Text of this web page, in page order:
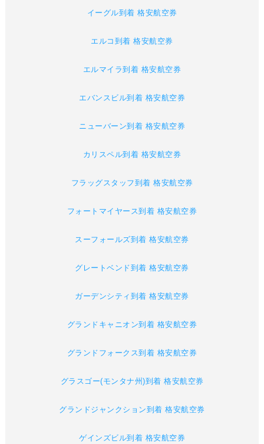
イーグル到着 格安航空券
エルコ到着 格安航空券
エルマイラ到着 格安航空券
エバンスビル到着 格安航空券
ニューバーン到着 格安航空券
カリスペル到着 格安航空券
フラッグスタッフ到着 格安航空券
フォートマイヤース到着 格安航空券
スーフォールズ到着 格安航空券
グレートベンド到着 格安航空券
ガーデンシティ到着 格安航空券
グランドキャニオン到着 格安航空券
グランドフォークス到着 格安航空券
グラスゴー(モンタナ州)到着 格安航空券
グランドジャンクション到着 格安航空券
ゲインズビル到着 格安航空券